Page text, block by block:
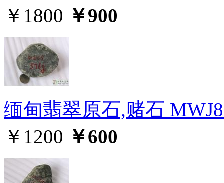
￥1800 ￥900
缅甸翡翠原石,赌石
￥1200 ￥600